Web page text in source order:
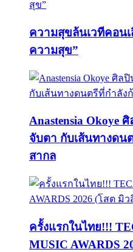
ความสุขล้นเวทีคอน
ความสุข”
Anastensia Okoye
จับตา กับเส้นทางดน
สากล
ครั้งแรกในไทย!!!
MUSIC AWARDS